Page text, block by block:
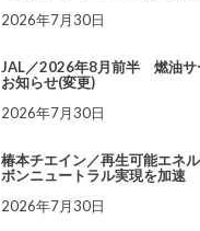
2026年7月30日
JAL／2026年8月前半 燃油サ
お知らせ(変更)
2026年7月30日
椿本チエイン／再生可能エネ
ボンニュートラル実現を加速
2026年7月30日